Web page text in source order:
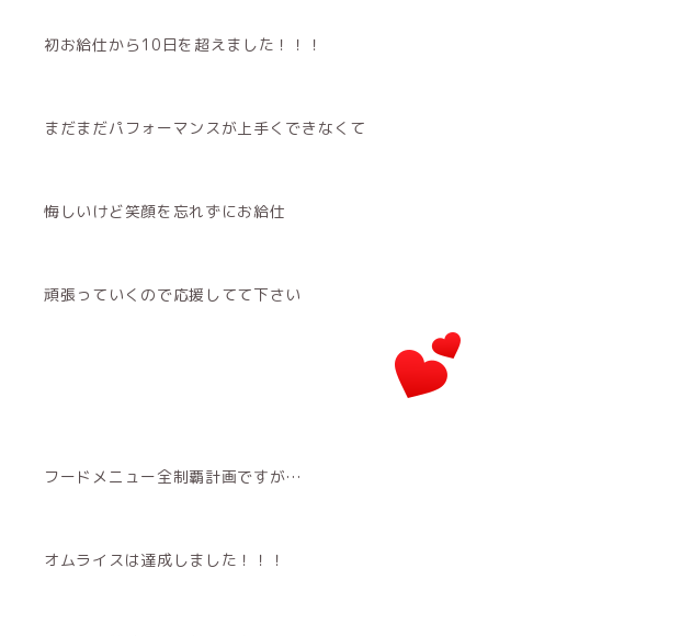
初お給仕から10日を超えました！！！
まだまだパフォーマンスが上手くできなくて
悔しいけど笑顔を忘れずにお給仕
頑張っていくので応援してて下さい
フードメニュー全制覇計画ですが…
オムライスは達成しました！！！